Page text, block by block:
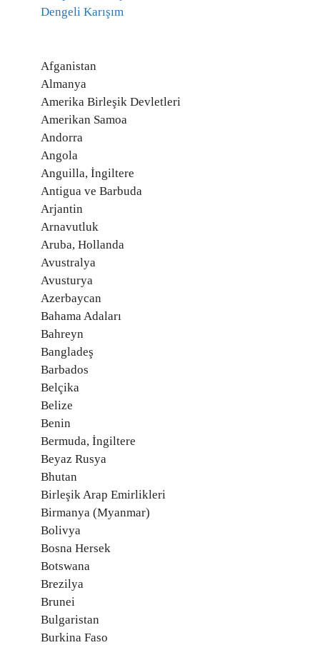
Dengeli Karışım
Afganistan
Almanya
Amerika Birleşik Devletleri
Amerikan Samoa
Andorra
Angola
Anguilla, İngiltere
Antigua ve Barbuda
Arjantin
Arnavutluk
Aruba, Hollanda
Avustralya
Avusturya
Azerbaycan
Bahama Adaları
Bahreyn
Bangladeş
Barbados
Belçika
Belize
Benin
Bermuda, İngiltere
Beyaz Rusya
Bhutan
Birleşik Arap Emirlikleri
Birmanya (Myanmar)
Bolivya
Bosna Hersek
Botswana
Brezilya
Brunei
Bulgaristan
Burkina Faso